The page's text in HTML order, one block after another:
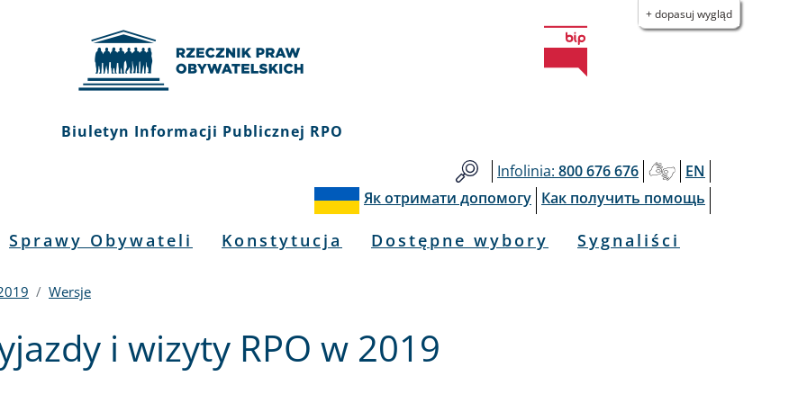
+ dopasuj wygląd
Biuletyn Informacji Publicznej RPO
Infolinia: 800 676 676
EN
Як отримати допомогу Как получить помощь
Sprawy Obywateli Konstytucja Dostępne wybory Sygnaliści
Wersje
i wizyty RPO w 2019